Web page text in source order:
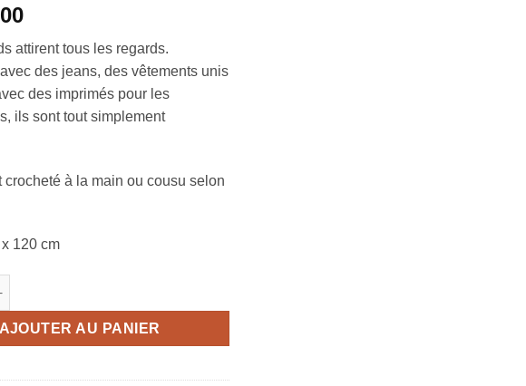
attirent tous les regards.
des jeans, des vêtements unis
des imprimés pour les
ils sont tout simplement
crocheté à la main ou cousu selon
120 cm
Foulard la géométrie en action big
AJOUTER AU PANIER